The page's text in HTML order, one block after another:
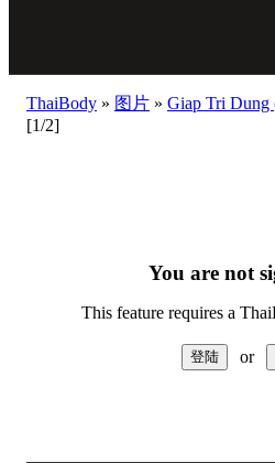
ThaiBody » 图片 » Giap Tri Dung
[1/2]
You are not
This feature requires a
or